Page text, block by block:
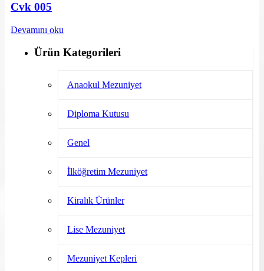
Cvk 005
Devamını oku
Ürün Kategorileri
Anaokul Mezuniyet
Diploma Kutusu
Genel
İlköğretim Mezuniyet
Kiralık Ürünler
Lise Mezuniyet
Mezuniyet Kepleri